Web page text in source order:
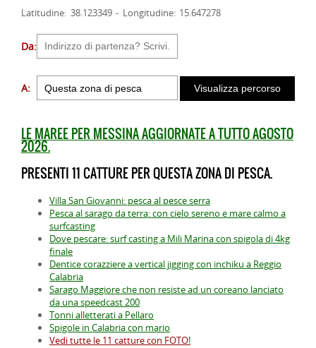
Latitudine: 38.123349 - Longitudine: 15.647278
Da:
A:
LE MAREE PER MESSINA AGGIORNATE A TUTTO AGOSTO
2026.
PRESENTI 11 CATTURE PER QUESTA ZONA DI PESCA.
Villa San Giovanni: pesca al pesce serra
Pesca al sarago da terra: con cielo sereno e mare calmo a
surfcasting
Dove pescare: surf casting a Mili Marina con spigola di 4kg
finale
Dentice corazziere a vertical jigging con inchiku a Reggio
Calabria
Sarago Maggiore che non resiste ad un coreano lanciato
da una speedcast 200
Tonni alletterati a Pellaro
Spigole in Calabria con mario
Vedi tutte le 11 catture con FOTO!